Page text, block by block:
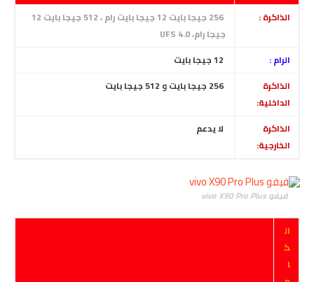
الذاكرة :
256 جيجا بايت 12 جيجا بايت رام ، 512 جيجا بايت 12
جيجا رام،
الرام :
12جيجا بايت
الذاكرة
الداخلية:
256 جيجا بايتو 512جيجا بايت
الذاكرة
الخارجية:
لايدعم
فيفو vivo X90 Pro Plus
ال
ك
ا